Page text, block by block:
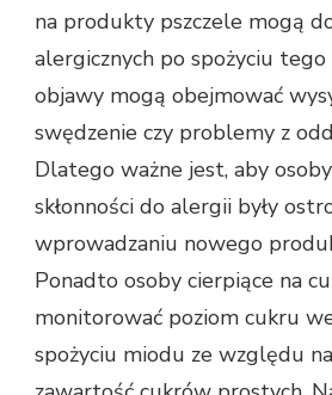
na produkty pszczele mogą
alergicznych po spożyciu
objawy mogą obejmować
swędzenie czy problemy z
Dlatego ważne jest, aby
skłonności do alergii były
wprowadzaniu nowego
Ponadto osoby cierpiące na
monitorować poziom cukru
spożyciu miodu ze względu